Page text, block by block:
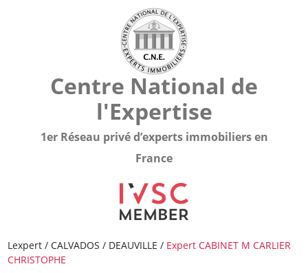
Centre National de
l'Expertise
1er Réseau privé d’experts immobiliers en
France
Lexpert /CALVADOS / DEAUVILLE / Expert CABINET M CARLIER
CHRISTOPHE